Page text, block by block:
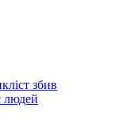
збив
людей